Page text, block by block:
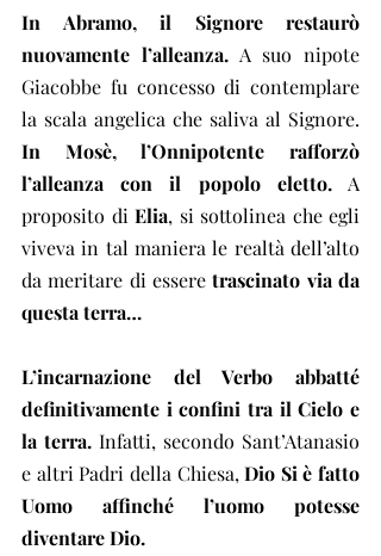
In Abramo, il Signore restaurò
nuovamente l’alleanza. A suo nipote
Giacobbe fu concesso di contemplare
In Mosè, l’Onnipotente rafforzò
l’alleanza con il popolo eletto. A
proposito di Elia, si sottolinea che egli
viveva in tal maniera le realtà dell’alto
da meritare di essere trascinato via da
questa terra…
L’incarnazione del Verbo abbatté
definitivamente i confini tra il Cielo e
la terra. Infatti, secondo Sant’Atanasio
e altri Padri della Chiesa, Dio Si è fatto
Uomo affinché l’uomo potesse
diventare Dio.